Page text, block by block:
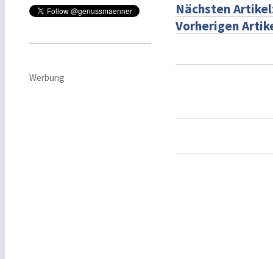
Werbung
Nächsten Artikel
Vorherigen